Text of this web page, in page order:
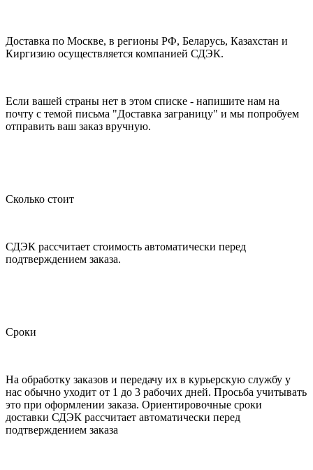
Доставка по Москве, в регионы РФ, Беларусь, Казахстан и
Киргизию осуществляется компанией СДЭК.
Если вашей страны нет в этом списке - напишите нам на
почту с темой письма "Доставка заграницу" и мы попробуем
отправить ваш заказ вручную.
Сколько стоит
СДЭК рассчитает стоимость автоматически перед
подтверждением заказа.
Сроки
На обработку заказов и передачу их в курьерскую службу у
нас обычно уходит от 1 до 3 рабочих дней. Просьба учитывать
это при оформлении заказа. Ориентировочные сроки
доставки СДЭК рассчитает автоматически перед
подтверждением заказа